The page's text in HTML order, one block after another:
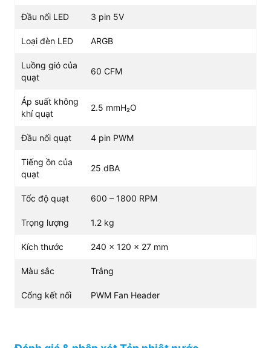
Đầu nối LED 3 pin 5V
Loại đèn LED ARGB
Luồng gió của
quạt
60 CFM
Áp suất không
khí quạt
2.5 mmH₂O
Đầu nối quạt 4 pin PWM
Tiếng ồn của
quạt
25 dBA
Tốc độ quạt 600 – 1800 RPM
Trọng lượng 1.2 kg
Kích thước 240 x 120 x 27 mm
Màu sắc Trắng
Cổng kết nối PWM Fan Header